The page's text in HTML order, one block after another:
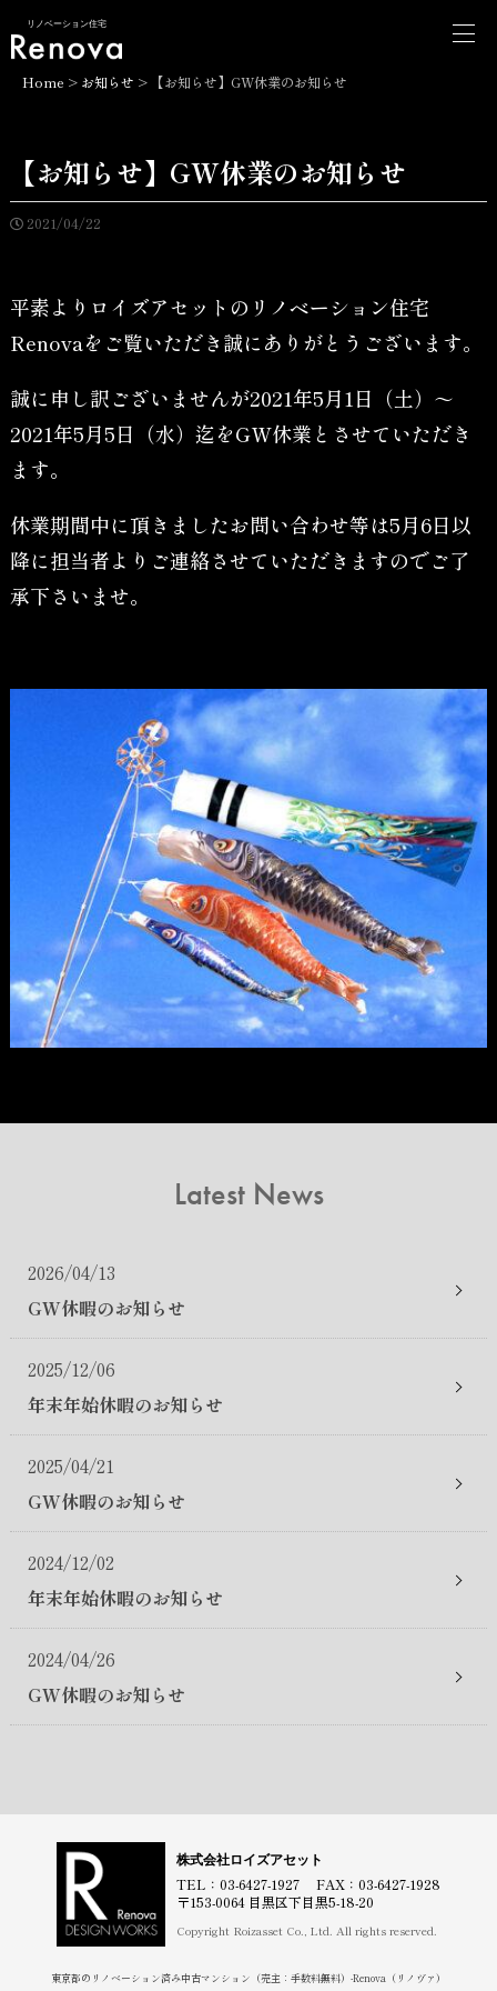
東京都のリノベーション済み中古マンション（売主：手数料無料）-Renova（リノヴァ）
リノベーション住宅
Home > お知らせ > 【お知らせ】GW休業のお知らせ
【お知らせ】GW休業のお知らせ
2021/04/22
平素よりロイズアセットのリノベーション住宅
Renovaをご覧いただき誠にありがとうございます。
誠に申し訳ございませんが2021年5月1日（土）～
2021年5月5日（水）迄をGW休業とさせていただき
ます。
休業期間中に頂きましたお問い合わせ等は5月6日以
降に担当者よりご連絡させていただきますのでご了
承下さいませ。
Latest News
2026/04/13
GW休暇のお知らせ
2025/12/06
年末年始休暇のお知らせ
2025/04/21
GW休暇のお知らせ
2024/12/02
年末年始休暇のお知らせ
2024/04/26
GW休暇のお知らせ
株式会社ロイズアセット
TEL：03-6427-1927 FAX：03-6427-1928
〒153-0064 目黒区下目黒5-18-20
Copyright Roizasset Co., Ltd. All rights reserved.